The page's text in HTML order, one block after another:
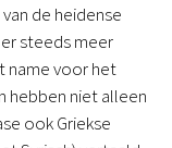
de heidense
steeds meer
name voor het
hebben niet alleen
ook Griekse